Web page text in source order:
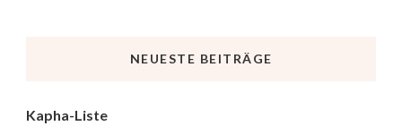
NEUESTE BEITRÄGE
Kapha-Liste